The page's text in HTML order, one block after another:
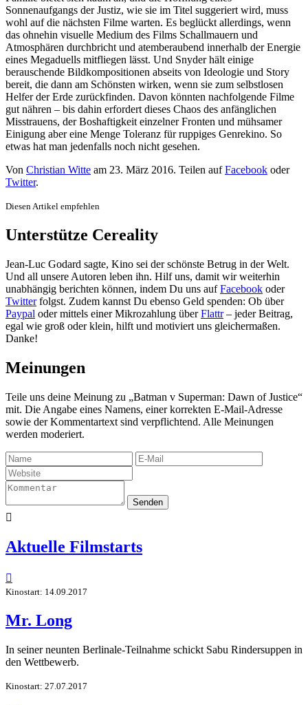
Sonnenaufgangs der Justiz, wie sie im Titel suggeriert wird, muss
wohl auf die nächsten Filme warten. Es beglückt allerdings, wenn
das ohnehin visuelle Medium des Films Schallmauern und
Atmosphären durchbricht und atemberaubend innerhalb der Energie
eines Megaduells mitfliegen lässt. Und Snyder hält einige
berauschende Bildkompositionen abseits von Ideologie und Story
bereit, die dann am Schönsten wirken, wenn sie zum selbstlosen
Helfer der Erde zurückfinden. Davon könnten nachfolgende Filme
gut nähren – bis dahin erfordert dieses Chaos des anfänglichen
Misstrauens, der Boshaftigkeit einzelner Fronten und mühsamer
Einigung aber eine Menge Toleranz für ruppiges Genrekino. So
etwas hat man jedenfalls noch nicht gesehen.
Von Christian Witte am 23. März 2016. Teilen aufFacebook oder
Twitter.
Diesen Artikel empfehlen
Unterstütze Cereality
Jean-Luc Godard sagte, Kino sei der schönste Betrug in der Welt.
Und all unsere Autoren leben ihn. Hilf uns, damit wir weiterhin
unabhängig berichten können, indem Du uns aufFacebook oder
Twitterfolgst. Zudem kannst Du ebenso Geld spenden: Ob über
Paypal oder mittels einer Mikrozahlung überFlattr– jeder Beitrag,
egal wie groß oder klein, hilft und motiviert uns gleichermaßen.
Danke!
Meinungen
Teile uns deine Meinung zu „Batman v Superman: Dawn of Justice“
mit. Die Angabe eines Namens, einer korrekten E-Mail-Adresse
sowie der Kommentartext sind verpflichtend. Alle Meinungen
werden moderiert.
Senden

Aktuelle Filmstarts

Kinostart: 14.09.2017
Mr. Long
In seiner neunten Berlinale-Teilnahme schickt Sabu Rindersuppen in
den Wettbewerb.
Kinostart: 27.07.2017